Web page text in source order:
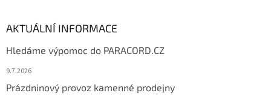
AKTUÁLNÍ INFORMACE
Hledáme výpomoc do PARACORD.CZ
9.7.2026
Prázdninový provoz kamenné prodejny